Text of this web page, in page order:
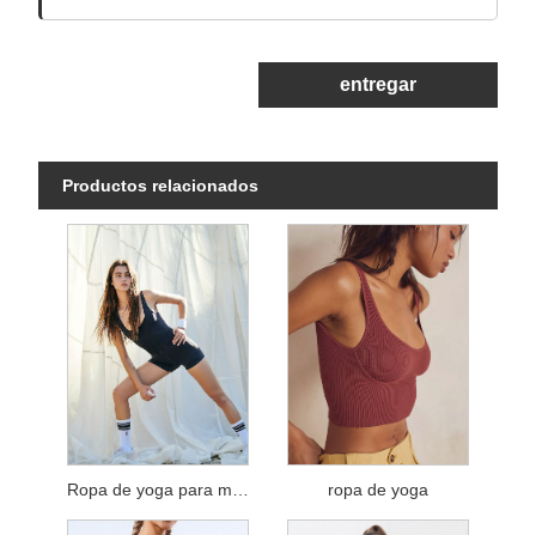
entregar
Productos relacionados
ropa de yoga